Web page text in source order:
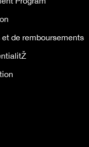
de remboursements